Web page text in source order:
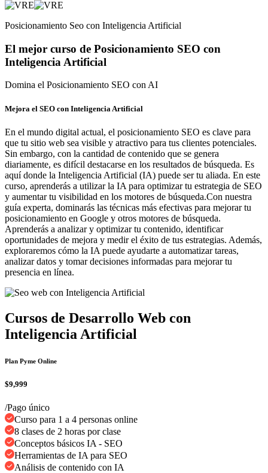
Posicionamiento Seo con Inteligencia Artificial
El mejor curso de Posicionamiento SEO con
Inteligencia Artificial
Domina el Posicionamiento SEO con AI
Mejora el SEO con Inteligencia Artificial
En el mundo digital actual, el posicionamiento SEO es clave para
que tu sitio web sea visible y atractivo para tus clientes potenciales.
Sin embargo, con la cantidad de contenido que se genera
diariamente, es difícil destacarse en los resultados de búsqueda. Es
aquí donde la Inteligencia Artificial (IA) puede ser tu aliada. En este
curso, aprenderás a utilizar la IA para optimizar tu estrategia de SEO
y aumentar tu visibilidad en los motores de búsqueda.Con nuestra
guía experta, dominarás las técnicas más efectivas para mejorar tu
posicionamiento en Google y otros motores de búsqueda.
Aprenderás a analizar y optimizar tu contenido, identificar
oportunidades de mejora y medir el éxito de tus estrategias. Además,
exploraremos cómo la IA puede ayudarte a automatizar tareas,
analizar datos y tomar decisiones informadas para mejorar tu
presencia en línea.
Cursos de Desarrollo Web con
Inteligencia Artificial
Plan Pyme Online
$9,999
/Pago único
Curso para 1 a 4 personas online
8 clases de 2 horas por clase
Conceptos básicos IA - SEO
Herramientas de IA para SEO
Análisis de contenido con IA